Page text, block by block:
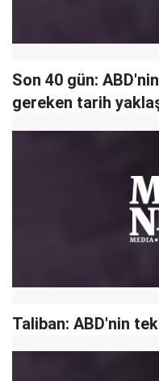
Son 40 gün:
gereken tarih
Taliban: ABD'nin